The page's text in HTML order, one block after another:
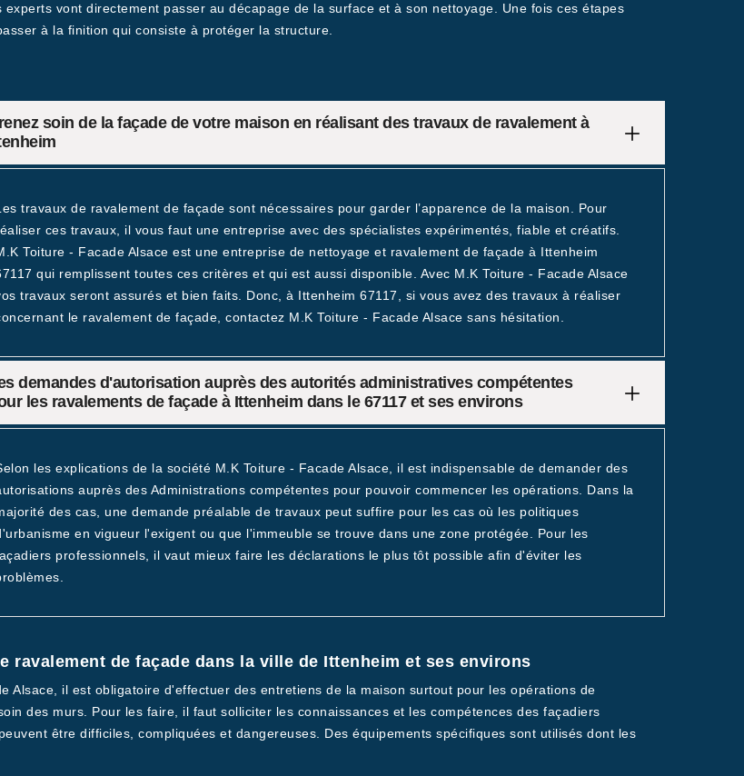
vont directement passer au décapage de la surface et à son nettoyage. Une fois ces étapes
à la finition qui consiste à protéger la structure.
soin de la façade de votre maison en réalisant des travaux de ravalement à
travaux de ravalement de façade sont nécessaires pour garder l’apparence de la maison. Pour
ces travaux, il vous faut une entreprise avec des spécialistes expérimentés, fiable et créatifs.
Toiture - Facade Alsace est une entreprise de nettoyage et ravalement de façade à Ittenheim
qui remplissent toutes ces critères et qui est aussi disponible. Avec M.K Toiture - Facade Alsace
travaux seront assurés et bien faits. Donc, à Ittenheim 67117, si vous avez des travaux à réaliser
le ravalement de façade, contactez M.K Toiture - Facade Alsace sans hésitation.
demandes d'autorisation auprès des autorités administratives compétentes
les ravalements de façade à Ittenheim dans le 67117 et ses environs
les explications de la société M.K Toiture - Facade Alsace, il est indispensable de demander des
auprès des Administrations compétentes pour pouvoir commencer les opérations. Dans la
des cas, une demande préalable de travaux peut suffire pour les cas où les politiques
en vigueur l'exigent ou que l'immeuble se trouve dans une zone protégée. Pour les
professionnels, il vaut mieux faire les déclarations le plus tôt possible afin d'éviter les
ravalement de façade dans la ville de Ittenheim et ses environs
Alsace, il est obligatoire d'effectuer des entretiens de la maison surtout pour les opérations de
des murs. Pour les faire, il faut solliciter les connaissances et les compétences des façadiers
être difficiles, compliquées et dangereuses. Des équipements spécifiques sont utilisés dont les